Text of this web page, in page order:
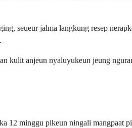
seueur jalma langkung resep
kulit anjeun nyaluyukeun jeung
12 minggu pikeun ningali mangpaat